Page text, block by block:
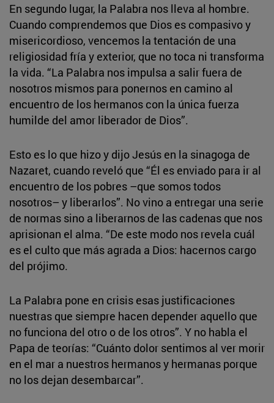
En segundo lugar, la Palabra nos lleva al hombre.
Cuando comprendemos que Dios es compasivo y
misericordioso, vencemos la tentación de una
religiosidad fría y exterior, que no toca ni transforma
la vida. “La Palabra nos impulsa a salir fuera de
nosotros mismos para ponernos en camino al
encuentro de los hermanos con la única fuerza
humilde del amor liberador de Dios”.
Esto es lo que hizo y dijo Jesús en la sinagoga de
Nazaret, cuando reveló que “Él es enviado para ir al
encuentro de los pobres –que somos todos
nosotros– y liberarlos”. No vino a entregar una serie
de normas sino a liberarnos de las cadenas que nos
aprisionan el alma. “De este modo nos revela cuál
es el culto que más agrada a Dios: hacernos cargo
del prójimo.
La Palabra pone en crisis esas justificaciones
nuestras que siempre hacen depender aquello que
no funciona del otro o de los otros”. Y no habla el
Papa de teorías: “Cuánto dolor sentimos al ver morir
en el mar a nuestros hermanos y hermanas porque
no los dejan desembarcar”.